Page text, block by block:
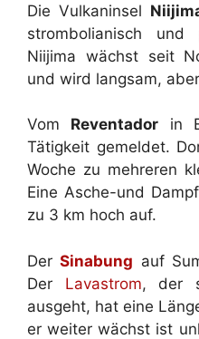
Die Vulkaninsel
strombolianisch und
Niijima wächst seit
und wird langsam,
Vom Reventador in
Tätigkeit gemeldet.
Woche zu mehreren
Eine Asche-und
zu 3 km hoch auf.
DerSinabung auf
Der Lavastrom, der
ausgeht, hat eine
er weiter wächst ist